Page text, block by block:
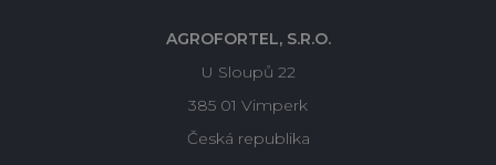
AGROFORTEL, S.R.O.
U Sloupů 22
385 01 Vimperk
Česká republika